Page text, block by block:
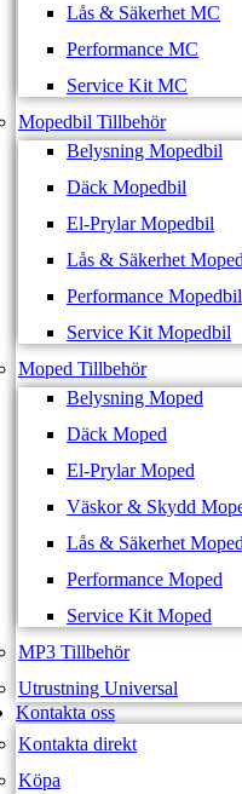
Lås & Säkerhet MC
Performance MC
Service Kit MC
Mopedbil Tillbehör
Belysning Mopedbil
Däck Mopedbil
El-Prylar Mopedbil
Lås & Säkerhet
Performance Mopedbil
Service Kit Mopedbil
Moped Tillbehör
Belysning Moped
Däck Moped
El-Prylar Moped
Väskor & Skydd
Lås & Säkerhet Moped
Performance Moped
Service Kit Moped
MP3 Tillbehör
Utrustning Universal
Kontakta oss
Kontakta direkt
Köpa